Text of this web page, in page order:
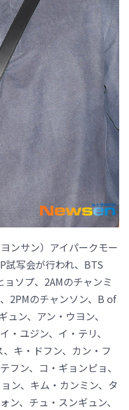
ンサン）アイパークモー
試写会が行われ、BTS
ョソプ、2AMのチャンミ
2PMのチャンソン、B of
ン、アン・ウヨン、
・ユジン、イ・テリ、
キ・ドフン、カン・フ
フン、コ・ギョンピョ、
ン、キム・カンミン、タ
ン、チュ・スンギュン、